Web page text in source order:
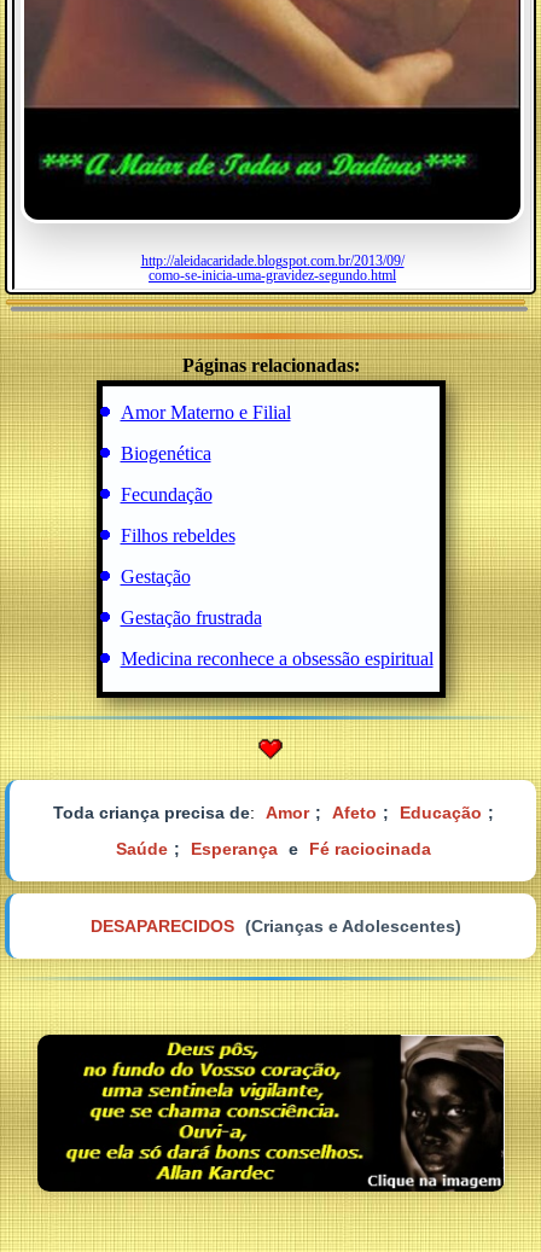
http://aleidacaridade.blogspot.com.br/2013/09/
como-se-inicia-uma-gravidez-segundo.html
Páginas relacionadas:
Amor Materno e Filial
Biogenética
Fecundação
Filhos rebeldes
Gestação
Gestação frustrada
Medicina reconhece a obsessão espiritual
Toda criança precisa de: Amor ; Afeto ; Educação ;
Saúde ; Esperança e Fé raciocinada
DESAPARECIDOS (Crianças e Adolescentes)